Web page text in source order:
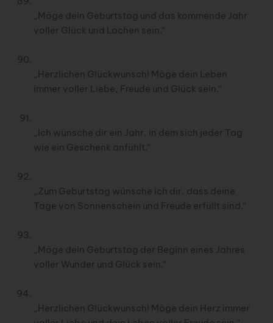
„Möge dein Geburtstag und das kommende Jahr
voller Glück und Lachen sein.“
„Herzlichen Glückwunsch! Möge dein Leben
immer voller Liebe, Freude und Glück sein.“
„Ich wünsche dir ein Jahr, in dem sich jeder Tag
wie ein Geschenk anfühlt.“
„Zum Geburtstag wünsche ich dir, dass deine
Tage von Sonnenschein und Freude erfüllt sind.“
„Möge dein Geburtstag der Beginn eines Jahres
voller Wunder und Glück sein.“
„Herzlichen Glückwunsch! Möge dein Herz immer